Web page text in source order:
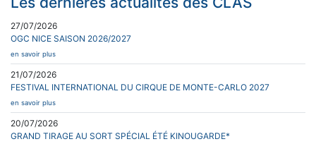
27/07/2026
OGC NICE SAISON 2026/2027
en savoir plus
21/07/2026
FESTIVAL INTERNATIONAL DU CIRQUE DE MONTE-CARLO 2027
en savoir plus
20/07/2026
GRAND TIRAGE AU SORT SPÉCIAL ÉTÉ KINOUGARDE*